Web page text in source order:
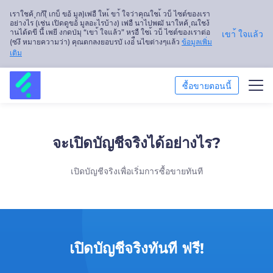
เราใชค้ ุกก้(ี เกบ็ ขอ้ มูล)เพ่อื ใหเ้ ขา้ ใจว่าคุณใชเ้ วบ็ ไซต์ของเรา
อย่างไร (เช่น เปิดดูขอ้ มูลอะไรบ้าง) เพ่อื นาไปพฒั นาใหค้ ุณใชง้
านได้ดขี นึ้ เพยี งกดป่มุ “เขา้ ใจแล้ว” หรอื ใชเ้ วบ็ ไซต์ของเราต่อ
(ซ่งึ หมายความว่า) คุณตกลงยอบรบั เงอ่ื นไขต่างๆแล้ว ข้อมูลเพิ่ม
เติม
เขา้ ใจแล้ว
ซื้อขายตอนนี้
แพลตฟอร์ม
การศึกษา
จะเปิดบัญชีจริงได้อย่างไร?
เปิดบัญชีจริงเพื่อเริ่มการซื้อขายทันที
เปิดบัญชีจริงทันที ฟรี!